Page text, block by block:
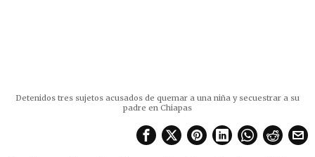
Detenidos tres sujetos acusados de quemar a una niña y secuestrar a su
padre en Chiapas